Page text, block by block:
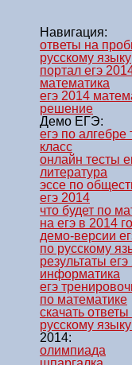
Навигация:
ответы на
русскому языку
портал егэ
математика
егэ 2014
решение
Демо ЕГЭ:
егэ по алгебре
класс
онлайн тесты
литература
эссе по
егэ 2014
что будет по
на егэ в 2014
демо-версии
по русскому
результаты
информатика
егэ
по математике
скачать
русскому
2014:
олимпиада